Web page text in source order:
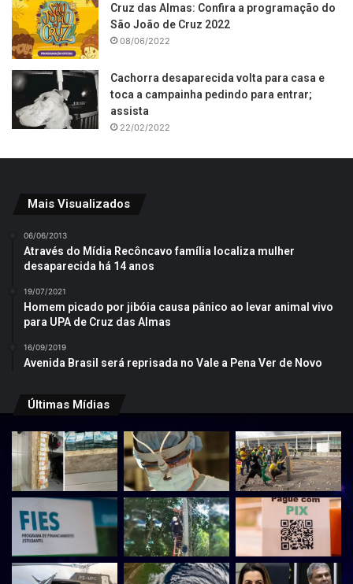
Cruz das Almas: Confira a programação do
São João de Cruz 2022
08/06/2022
Cachorra desaparecida volta para casa e
toca a campainha pedindo para entrar;
assista
22/02/2022
Mais Visualizados
06/06/2013
Através do Mídia Recôncavo família localiza mulher
desaparecida há 14 anos
19/07/2021
Homem picado por jibóia causa pânico ao levar animal vivo
para UPA de Cruz das Almas
16/09/2019
Avenida Brasil será reprisada no Vale a Pena Ver de Novo
Últimas Mídias